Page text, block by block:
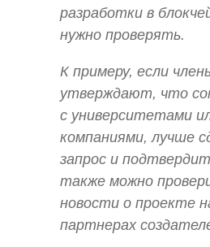
разработки в
нужно проверять.
К примеру, если
утверждают, что
с университетами
компаниями, лучше
запрос и
также можно
новости о проекте
партнерах